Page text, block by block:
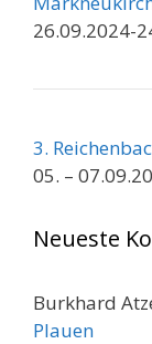
26.09.2024-
3.
05. –
Neueste
Burkhard
Plauen